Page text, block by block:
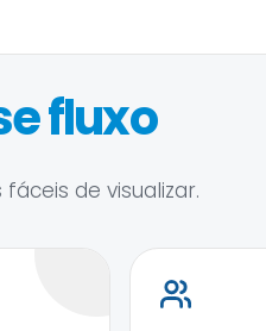
fluxo
de visualizar.